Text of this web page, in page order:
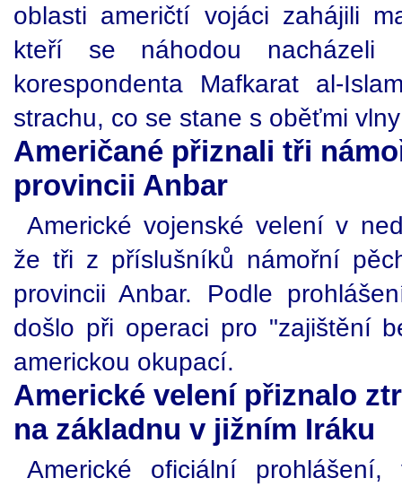
oblasti američtí vojáci zahájili
kteří se náhodou
korespondenta Mafkarat al-
strachu, co se stane s oběťmi
Američané přiznali tři
provincii Anbar
Americké vojenské velení v
že tři z příslušníků námořní
provincii Anbar. Podle
došlo při operaci pro "zajištění
americkou okupací.
Americké velení přiznalo
na základnu v jižním Iráku
Americké oficiální